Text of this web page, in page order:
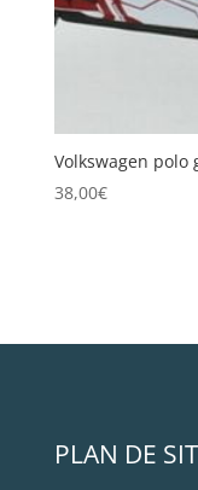
Volkswagen polo
38,00€
PLAN DE